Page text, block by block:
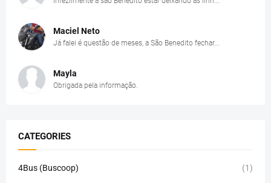
Maciel Neto
Já falei é questão de meses, a São Benedito fechar...
Mayla
Obrigada pela informação.
CATEGORIES
4Bus (Buscoop) (1)